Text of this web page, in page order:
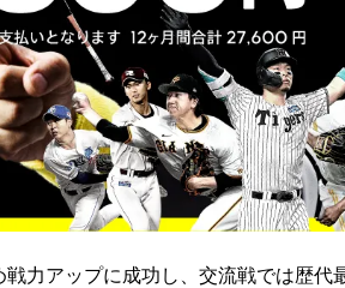
力アップに成功し、交流戦では歴